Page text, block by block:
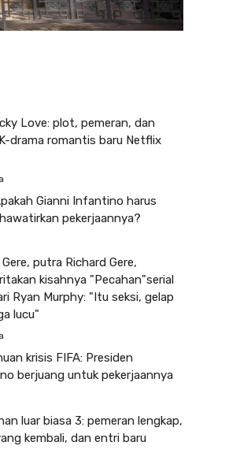
Love: plot, pemeran, dan
drama romantis baru Netflix
Gianni Infantino harus
pekerjaannya?
putra Richard Gere,
kisahnya "Pecahan"serial
Ryan Murphy: "Itu seksi, gelap
lucu"
krisis FIFA: Presiden
berjuang untuk pekerjaannya
luar biasa 3: pemeran lengkap,
kembali, dan entri baru